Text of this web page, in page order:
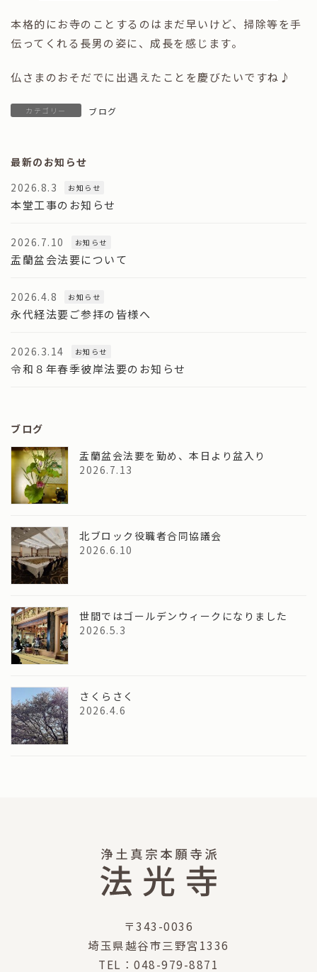
本格的にお寺のことするのはまだ早いけど、掃除等を手
伝ってくれる長男の姿に、成長を感じます。
仏さまのおそだでに出遇えたことを慶びたいですね♪
カテゴリー ブログ
最新のお知らせ
2026.8.3
お知らせ
本堂工事のお知らせ
2026.7.10 お知らせ
盂蘭盆会法要について
2026.4.8 お知らせ
永代経法要ご参拝の皆様へ
2026.3.14 お知らせ
令和８年春季彼岸法要のお知らせ
ブログ
盂蘭盆会法要を勤め、本日より盆入り
2026.7.13
北ブロック役職者合同協議会
2026.6.10
世間ではゴールデンウィークになりました
2026.5.3
さくらさく
2026.4.6
〒343-0036
埼玉県越谷市三野宮1336
TEL：048-979-8871